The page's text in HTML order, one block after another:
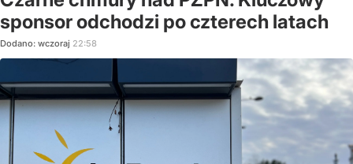
sponsor odchodzi po czterech latach
Dodano: wczoraj 22:58